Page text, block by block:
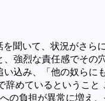
聞いて、状況がさら
強烈な責任感でその
込み、「他の奴らに
めているということ
の負担が異常に増え